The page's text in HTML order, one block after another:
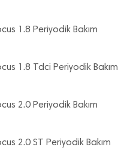
1.8 Periyodik Bakım
1.8 Tdci Periyodik Bakım
2.0 Periyodik Bakım
2.0 ST Periyodik Bakım